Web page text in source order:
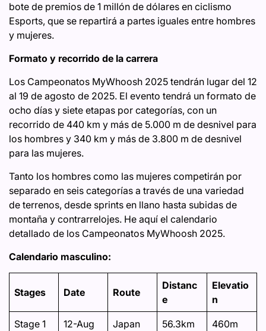
bote de premios de 1 millón de dólares en ciclismo
Esports, que se repartirá a partes iguales entre hombres
y mujeres.
Formato y recorrido de la carrera
Los Campeonatos MyWhoosh 2025 tendrán lugar del 12
al 19 de agosto de 2025. El evento tendrá un formato de
ocho días y siete etapas por categorías, con un
recorrido de 440 km y más de 5.000 m de desnivel para
los hombres y 340 km y más de 3.800 m de desnivel
para las mujeres.
Tanto los hombres como las mujeres competirán por
separado en seis categorías a través de una variedad
de terrenos, desde sprints en llano hasta subidas de
montaña y contrarrelojes. He aquí el calendario
detallado de los Campeonatos MyWhoosh 2025.
Calendario masculino:
Stages Date Route
Distanc
e
Elevatio
n
Stage 1 12-Aug Japan 56.3km 460m